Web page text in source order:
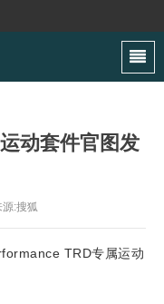
动套件官图发
源:搜狐
TRD专属运动